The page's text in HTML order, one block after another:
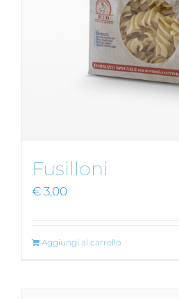
Fusilloni
€ 3,00
Aggiungi al carrello